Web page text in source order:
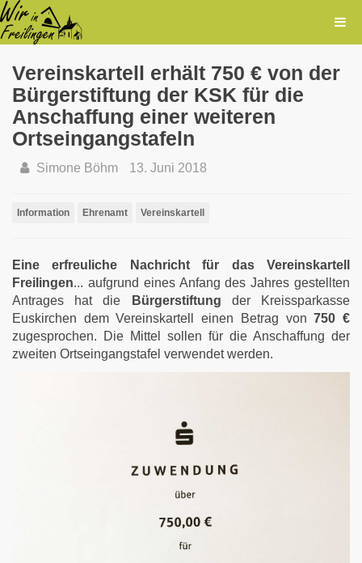
Vereinskartell erhält 750 € von der
Bürgerstiftung der KSK für die
Anschaffung einer weiteren
Ortseingangstafeln
Simone Böhm 13. Juni 2018
Information Ehrenamt Vereinskartell
Eine erfreuliche Nachricht für das Vereinskartell
Freilingen... aufgrund eines Anfang des Jahres gestellten
Antrages hat die
Bürgerstiftung der Kreissparkasse
Euskirchen dem Vereinskartell einen Betrag von750 €
zugesprochen. Die Mittel sollen für die Anschaffung der
zweiten Ortseingangstafel verwendet werden.